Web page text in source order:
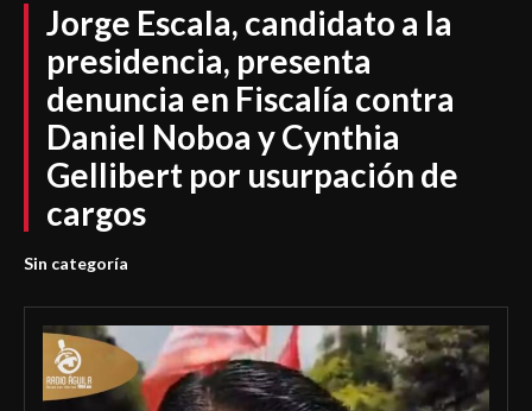
Jorge Escala, candidato a la
presidencia, presenta
denuncia en Fiscalía contra
Daniel Noboa y Cynthia
Gellibert por usurpación de
cargos
Sin categoría